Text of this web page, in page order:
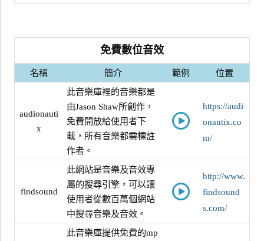
免費數位音效
名稱 簡介 範例 位置
audionauti
x
此音樂庫裡的音樂都是
由Jason Shaw所創作，
免費開放給使用者下
載，所有音樂都需標註
作者。
https://audi
onautix.co
m/
findsound
此網站是音樂及音效專
屬的搜尋引擎，可以讓
使用者從數百萬個網站
中搜尋音樂及音效。
http://www.
findsound
s.com/
此音樂庫提供免費的mp